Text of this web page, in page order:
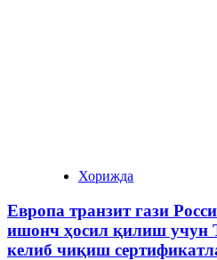
Хорижда
Европа транзит гази
ишонч ҳосил қилиш учун
келиб чиқиш